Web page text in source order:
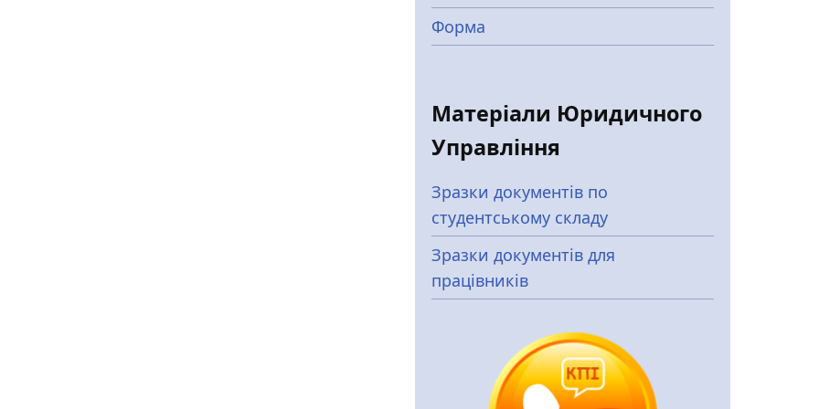
Форма
Матеріали Юридичного
Управління
Зразки документів по
студентському складу
Зразки документів для
працівників